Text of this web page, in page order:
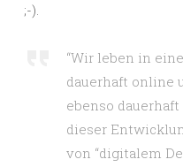
;-).
“Wir leben in
dauerhaft online
ebenso
dieser
von “digitalem